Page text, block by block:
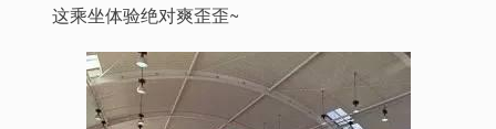
这乘坐体验绝对爽歪歪~